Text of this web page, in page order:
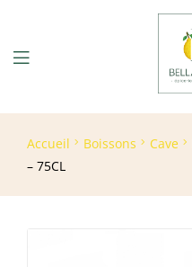
Accueil Boissons Cave
– 75CL